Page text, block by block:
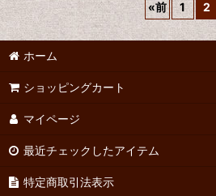
«前 1 2
ホーム
ショッピングカート
マイページ
最近チェックしたアイテム
特定商取引法表示